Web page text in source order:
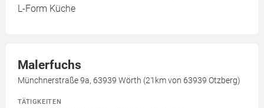
L-Form Küche
Malerfuchs
Münchnerstraße 9a, 63939 Wörth (21km von 63939 Otzberg)
TÄTIGKEITEN